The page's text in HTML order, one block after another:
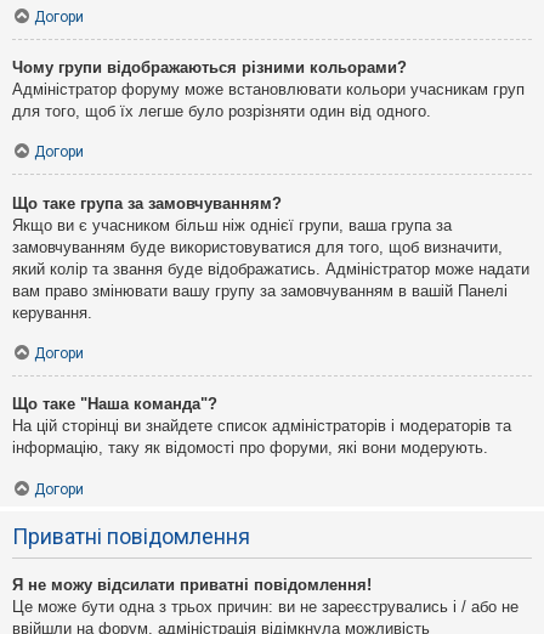
Догори
Чому групи відображаються різними кольорами?
Адміністратор форуму може встановлювати кольори учасникам груп
для того, щоб їх легше було розрізняти один від одного.
Догори
Що таке група за замовчуванням?
Якщо ви є учасником більш ніж однієї групи, ваша група за
замовчуванням буде використовуватися для того, щоб визначити,
який колір та звання буде відображатись. Адміністратор може надати
вам право змінювати вашу групу за замовчуванням в вашій Панелі
керування.
Догори
Що таке "Наша команда"?
На цій сторінці ви знайдете список адміністраторів і модераторів та
інформацію, таку як відомості про форуми, які вони модерують.
Догори
Приватні повідомлення
Я не можу відсилати приватні повідомлення!
Це може бути одна з трьох причин: ви не зареєструвались і / або не
ввійшли на форум, адміністрація відімкнула можливість